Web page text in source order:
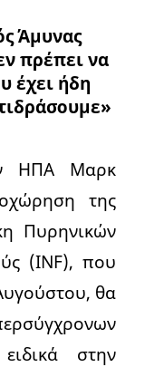
Άμυνας
πρέπει να
έχει ήδη
ΗΠΑ Μαρκ
της
Πυρηνικών
(INF), που
θα
στην